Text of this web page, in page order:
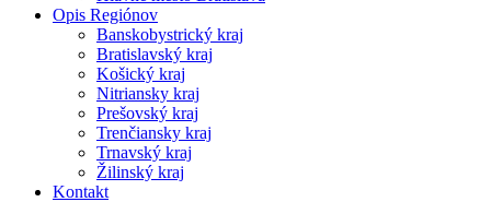
Opis Regiónov
Banskobystrický kraj
Bratislavský kraj
Košický kraj
Nitriansky kraj
Prešovský kraj
Trenčiansky kraj
Trnavský kraj
Žilinský kraj
Kontakt